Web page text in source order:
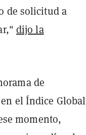
de solicitud a
dijo la
de
en el Índice Global
momento,